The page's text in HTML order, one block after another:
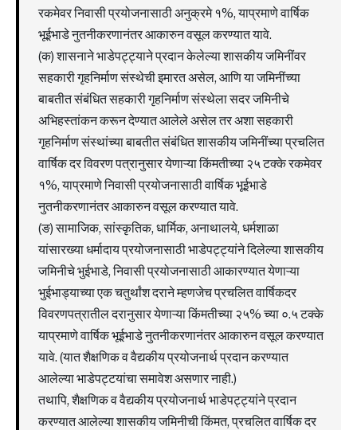
रकमेवर निवासी प्रयोजनासाठी अनुक्रमे १%, याप्रमाणे वार्षिक
भूईभाडे नुतनीकरणानंतर आकारुन वसूल करण्यात यावे.
(क) शासनाने भाडेपट्ट्याने प्रदान केलेल्या शासकीय जमिनींवर
सहकारी गृहनिर्माण संस्थेची इमारत असेल, आणि या जमिनींच्या
बाबतीत संबंधित सहकारी गृहनिर्माण संस्थेला सदर जमिनीचे
अभिहस्तांकन करून देण्यात आलेले असेल तर अशा सहकारी
गृहनिर्माण संस्थांच्या बाबतीत संबंधित शासकीय जमिनींच्या प्रचलित
वार्षिक दर विवरण पत्रानुसार येणाऱ्या किंमतीच्या २५ टक्के रकमेवर
१%, याप्रमाणे निवासी प्रयोजनासाठी वार्षिक भूईभाडे
नुतनीकरणानंतर आकारुन वसूल करण्यात यावे.
(ङ) सामाजिक, सांस्कृतिक, धार्मिक, अनाथालये, धर्मशाळा
यांसारख्या धर्मादाय प्रयोजनासाठी भाडेपट्ट्यांने दिलेल्या शासकीय
जमिनीचे भुईभाडे, निवासी प्रयोजनासाठी आकारण्यात येणाऱ्या
भुईभाड्याच्या एक चतुर्थांश दराने म्हणजेच प्रचलित वार्षिकदर
विवरणपत्रातील दरानुसार येणाऱ्या किंमतीच्या २५% च्या ०.५ टक्के
याप्रमाणे वार्षिक भूईभाडे नुतनीकरणानंतर आकारुन वसूल करण्यात
यावे. (यात शैक्षणिक व वैद्यकीय प्रयोजनार्थ प्रदान करण्यात
आलेल्या भाडेपट्टयांचा समावेश असणार नाही.)
तथापि, शैक्षणिक व वैद्यकीय प्रयोजनार्थ भाडेपट्ट्यांने प्रदान
करण्यात आलेल्या शासकीय जमिनीची किंमत, प्रचलित वार्षिक दर